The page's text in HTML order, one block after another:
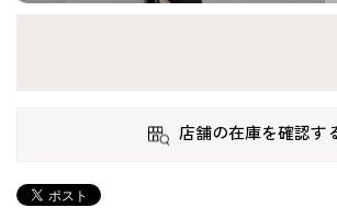
店舗の在庫を確認す